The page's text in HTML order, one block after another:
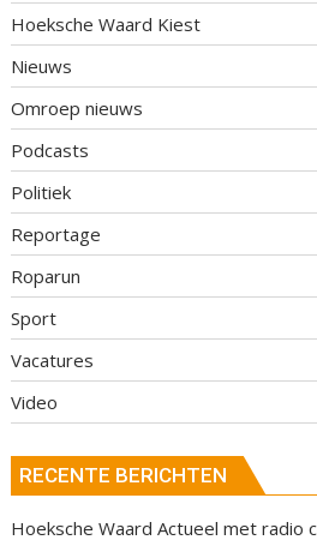
Hoeksche Waard Kiest
Nieuws
Omroep nieuws
Podcasts
Politiek
Reportage
Roparun
Sport
Vacatures
Video
RECENTE BERICHTEN
Hoeksche Waard Actueel met radio